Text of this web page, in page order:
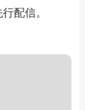
配信。